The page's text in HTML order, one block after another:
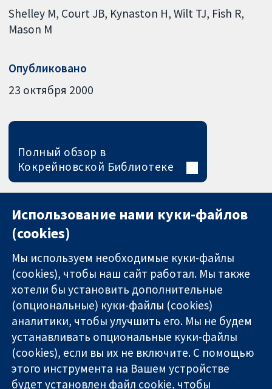
Shelley M Court JB Kynaston H Wilt TJ Fish R
Mason M
Опубликовано
23 октября 2000
Полный обзор в
Кокрейновской Библиотеке
Надёжные
доказательства
Информированные
11-13 Cavendish
Square
London
W1G 0AN
United Kingdom
Связаться с
нами
Новости
Пресс-
служба
Использование нами куки-файлов
(cookies)
Мы используем необходимые куки-файлы
(cookies), чтобы наш сайт работал. Мы также
хотели бы установить дополнительные
(опциональные) куки-файлы (cookies)
аналитики, чтобы улучшить его. Мы не будем
устанавливать опциональные куки-файлы
(cookies), если вы их не включите. С помощью
этого инструмента на Вашем устройстве
будет установлен файл cookie, чтобы